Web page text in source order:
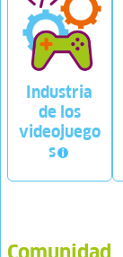
Industria
de los
videojuego
s
Comunidad